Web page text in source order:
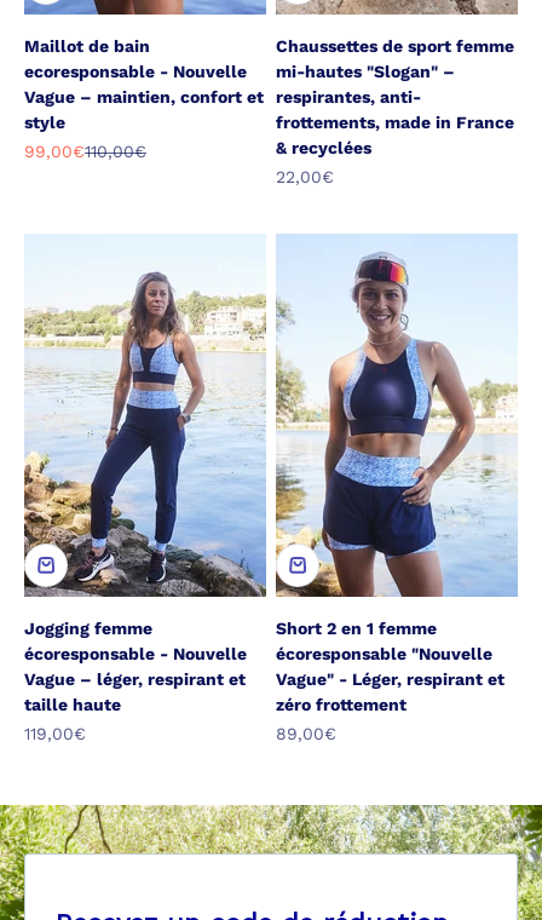
Maillot de bain
ecoresponsable - Nouvelle
Vague – maintien, confort et
style
Prix de vente
99,00€Prix normal
110,00€
Chaussettes de sport femme
mi-hautes "Slogan" –
respirantes, anti-
frottements, made in France
& recyclées
Prix de vente
22,00€
Jogging femme
écoresponsable - Nouvelle
Vague – léger, respirant et
taille haute
Prix de vente
119,00€
Short 2 en 1 femme
écoresponsable "Nouvelle
Vague" - Léger, respirant et
zéro frottement
Prix de vente
89,00€